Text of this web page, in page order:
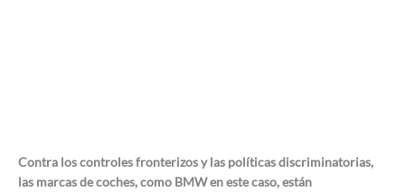
Contra los controles fronterizos y las políticas discriminatorias,
las marcas de coches, como BMW en este caso, están